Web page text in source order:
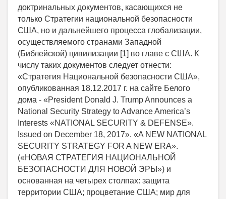
доктринальных документов, касающихся не
только Стратегии национальной безопасности
США, но и дальнейшего процесса глобализации,
осуществляемого странами Западной
(Библейской) цивилизации [1] во главе с США. К
числу таких документов следует отнести:
«Стратегия Национальной безопасности США»,
опубликованная 18.12.2017 г. на сайте Белого
дома - «President Donald J. Trump Announces a
National Security Strategy to Advance America’s
Interests «NATIONAL SECURITY & DEFENSE».
Issued on December 18, 2017». «A NEW NATIONAL
SECURITY STRATEGY FOR A NEW ERA».
(«НОВАЯ СТРАТЕГИЯ НАЦИОНАЛЬНОЙ
БЕЗОПАСНОСТИ ДЛЯ НОВОЙ ЭРЫ») и
основанная на четырех столпах: защита
территории США; процветание США; мир для